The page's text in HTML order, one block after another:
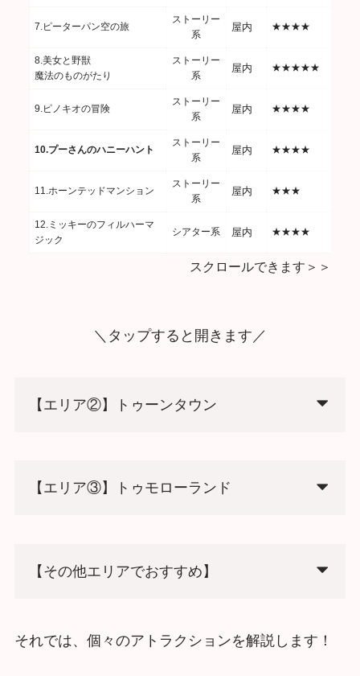
7.ピーターパン空の旅
ストーリー
系
屋内 ★★★★
8.美女と野獣
魔法のものがたり
ストーリー
系
屋内 ★★★★★
9.ピノキオの冒険
ストーリー
系
屋内 ★★★★
10.プーさんのハニーハント
ストーリー
系
屋内 ★★★★
11.ホーンテッドマンション
ストーリー
系
屋内 ★★★
12.ミッキーのフィルハーマ
ジック
シアター系 屋内 ★★★★
スクロールできます＞＞
＼タップすると開きます／
【エリア②】トゥーンタウン
【エリア③】トゥモローランド
【その他エリアでおすすめ】
それでは、個々のアトラクションを解説します！